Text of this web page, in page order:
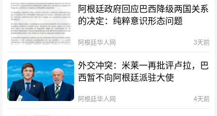
阿根廷政府回应巴西降级两国关系
的决定：纯粹意识形态问题
阿根廷华人网 3天前
外交冲突：米莱一再批评卢拉，巴
西暂不向阿根廷派驻大使
阿根廷华人网 4天前